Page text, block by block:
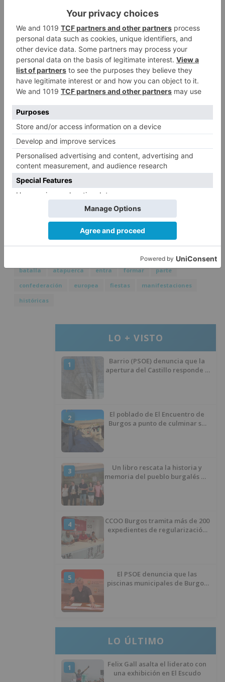
La Asociación Española es además una
plataforma de difusión a nivel internacional, ya
que está integrada en la Confederación Europea
de Fiestas y Manifestaciones Históricas, de la
que forman parte las fiestas y representaciones
históricas más importantes de Alemania,
Bélgica, Eslovenia, Francia, Holanda, Hungría,
Italia, Polonia, Portugal y España.
batalla atapuerca entra formar
parte
confederación
europea fiestas
manifestaciones
históricas
LO + VISTO
1
Barrio (PSOE) denuncia que la
apertura del Castillo responde a
2
El poblado de El Encuentro de
Burgos a punto de culminar su
3
Un libro rescata la historia y
memoria del pueblo burgalés de
4
CCOO Burgos tramita más de 200
expedientes de regularización
5
El PSOE denuncia que las
piscinas municipales de Burgos
LO ÚLTIMO
1
Felix Gall asalta el liderato con
una exhibición en El Escudo